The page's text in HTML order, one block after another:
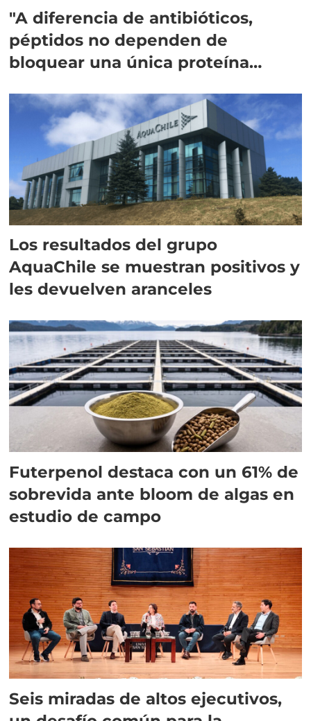
"A diferencia de antibióticos,
péptidos no dependen de
bloquear una única proteína
Los resultados del grupo
AquaChile se muestran positivos y
les devuelven aranceles
Futerpenol destaca con un 61% de
sobrevida ante bloom de algas en
estudio de campo
Seis miradas de altos ejecutivos,